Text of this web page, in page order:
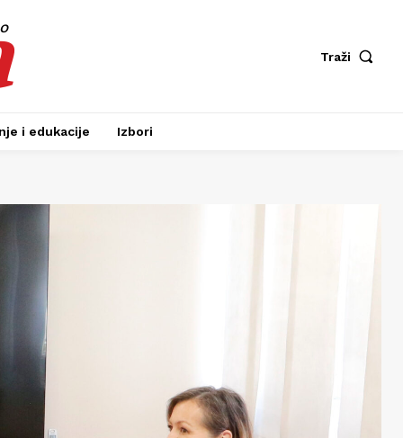
Traži
i edukacije Izbori